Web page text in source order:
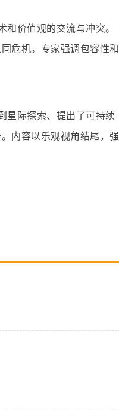
价值观的交流与冲突。
危机。专家强调包容性和
星际探索、提出了可持续
内容以乐观视角结尾，强